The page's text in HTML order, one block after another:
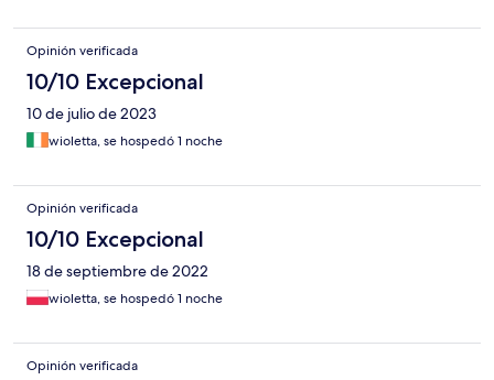
Opinión verificada
10/10 Excepcional
10 de julio de 2023
wioletta, se hospedó 1 noche
Opinión verificada
10/10 Excepcional
18 de septiembre de 2022
wioletta, se hospedó 1 noche
Opinión verificada